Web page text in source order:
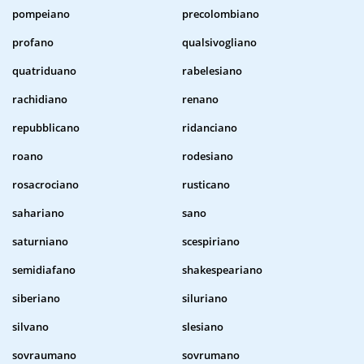
pompeiano
precolombiano
profano
qualsivogliano
quatriduano
rabelesiano
rachidiano
renano
repubblicano
ridanciano
roano
rodesiano
rosacrociano
rusticano
sahariano
sano
saturniano
scespiriano
semidiafano
shakespeariano
siberiano
siluriano
silvano
slesiano
sovraumano
sovrumano